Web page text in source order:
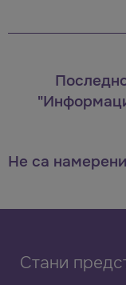
Не са
Стани